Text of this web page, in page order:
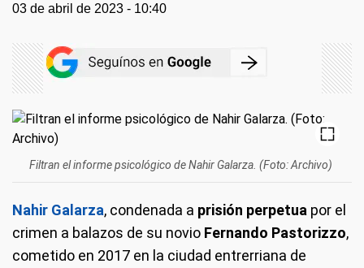
03 de abril de 2023 - 10:40
Filtran el informe psicológico de Nahir Galarza. (Foto: Archivo)
Nahir Galarza, condenada a prisión perpetua por el
crimen a balazos de su novio Fernando Pastorizzo,
cometido en 2017 en la ciudad entrerriana de